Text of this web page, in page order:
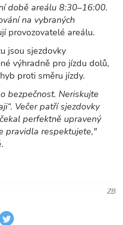
době areálu 8:30–16:00.
na vybraných
provozovatelé areálu.
jsou sjezdovky
výhradně pro jízdu dolů,
proti směru jízdy.
bezpečnost. Neriskujte
Večer patří sjezdovky
perfektně upravený
pravidla respektujete,"
ZB